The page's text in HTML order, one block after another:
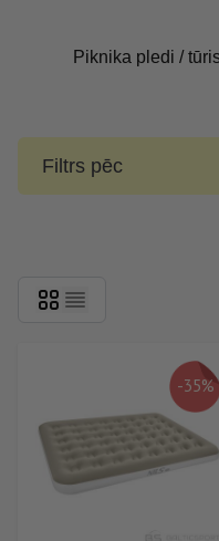
Piknika pledi /
Filtrs pēc
-35%